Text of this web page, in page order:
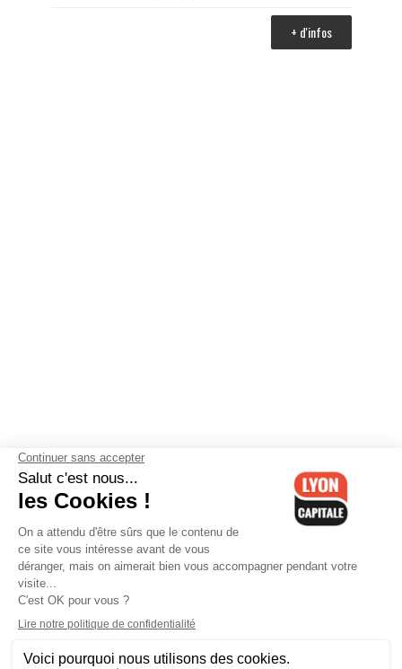
+ d'infos
Contactez-nous-Mentions légales-CGV-Politique de